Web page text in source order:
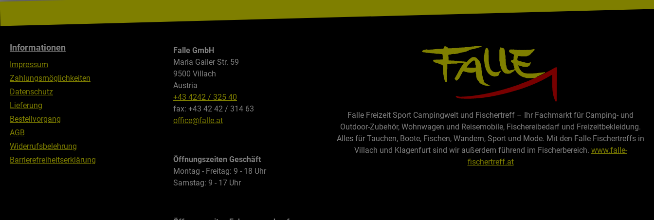
Falle GmbH
Maria Gailer Str. 59
9500 Villach
Austria
+43 4242 / 325 40
fax: +43 42 42 / 314 63
office@falle.at
Öffnungszeiten Geschäft
Montag - Freitag: 9 - 18 Uhr
Samstag: 9 - 17 Uhr
Informationen
Impressum
Zahlungsmöglichkeiten
Datenschutz
Lieferung
Bestellvorgang
AGB
Widerrufsbelehrung
Barrierefreiheitserklärung
Falle Freizeit Sport Campingwelt und Fischertreff – Ihr Fachmarkt für Camping- und
Outdoor-Zubehör, Wohnwagen und Reisemobile, Fischereibedarf und Freizeitbekleidung.
Alles für Tauchen, Boote, Fischen, Wandern, Sport und Mode. Mit den Falle Fischertreffs in
Villach und Klagenfurt sind wir außerdem führend im Fischerbereich. www.falle-
fischertreff.at